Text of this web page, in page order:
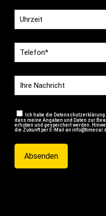
Ich habe die
dass meine Angaben und Daten zur
erhoben und gespeichert werden.
die Zukunft per E-Mail an